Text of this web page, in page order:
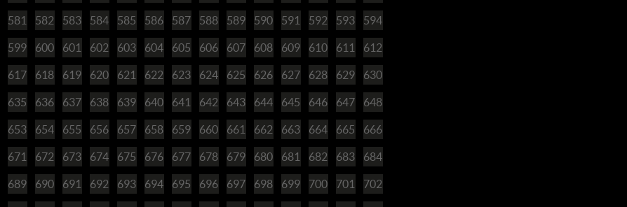
581 582 583 584 585 586 587 588 589 590 591 592 593 594
599 600 601 602 603 604 605 606 607 608 609 610 611 612
617 618 619 620 621 622 623 624 625 626 627 628 629 630
635 636 637 638 639 640 641 642 643 644 645 646 647 648
653 654 655 656 657 658 659 660 661 662 663 664 665 666
671 672 673 674 675 676 677 678 679 680 681 682 683 684
689 690 691 692 693 694 695 696 697 698 699 700 701 702